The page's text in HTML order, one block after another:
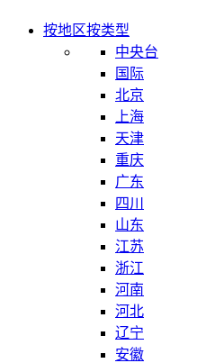
按地区按类型
中央台
国际
北京
上海
天津
重庆
广东
四川
山东
江苏
浙江
河南
河北
辽宁
安徽